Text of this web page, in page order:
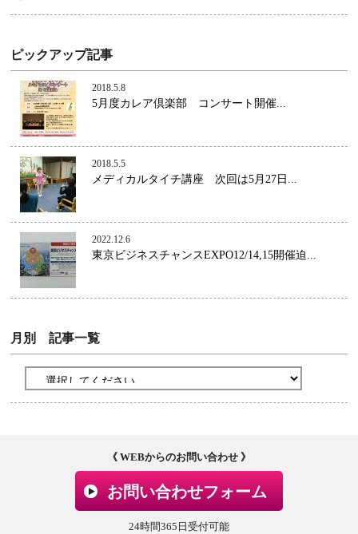
ピックアップ記事
2018.5.8
5月度カレア倶楽部 コンサート開催...
2018.5.5
メディカルタイチ講座 次回は5月27日...
2022.12.6
東京ビジネスチャンスEXPO12/14,15開催迫...
月別 記事一覧
《 WEBからのお問い合わせ 》
お問い合わせフォーム
24時間365日受付可能